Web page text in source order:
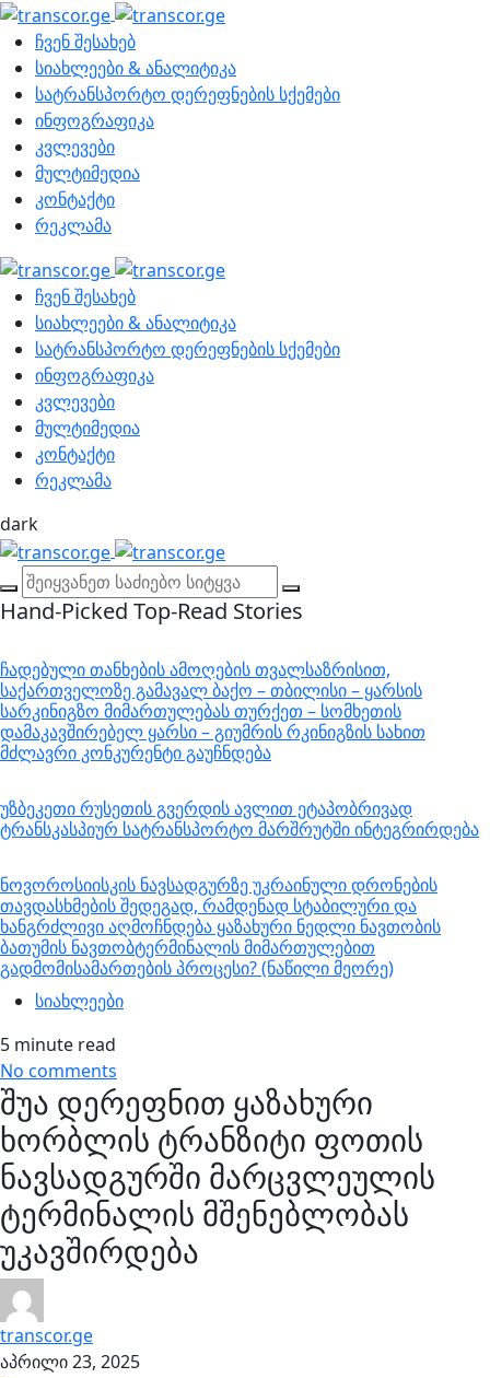
ჩვენ შესახებ
სიახლეები & ანალიტიკა
სატრანსპორტო დერეფნების სქემები
ინფოგრაფიკა
კვლევები
მულტიმედია
კონტაქტი
რეკლამა
ჩვენ შესახებ
სიახლეები & ანალიტიკა
სატრანსპორტო დერეფნების სქემები
ინფოგრაფიკა
კვლევები
მულტიმედია
კონტაქტი
რეკლამა
dark
Hand-Picked Top-Read Stories
ჩადებული თანხების ამოღების თვალსაზრისით,
საქართველოზე გამავალ ბაქო – თბილისი – ყარსის
სარკინიგზო მიმართულებას თურქეთ – სომხეთის
დამაკავშირებელ ყარსი – გიუმრის რკინიგზის სახით
მძლავრი კონკურენტი გაუჩნდება
უზბეკეთი რუსეთის გვერდის ავლით ეტაპობრივად
ტრანსკასპიურ სატრანსპორტო მარშრუტში ინტეგრირდება
ნოვოროსიისკის ნავსადგურზე უკრაინული დრონების
თავდასხმების შედეგად, რამდენად სტაბილური და
ხანგრძლივი აღმოჩნდება ყაზახური ნედლი ნავთობის
ბათუმის ნავთობტერმინალის მიმართულებით
გადმომისამართების პროცესი? (ნაწილი მეორე)
სიახლეები
5 minute read
No comments
შუა დერეფნით ყაზახური
ხორბლის ტრანზიტი ფოთის
ნავსადგურში მარცვლეულის
ტერმინალის მშენებლობას
უკავშირდება
transcor.ge
აპრილი 23, 2025